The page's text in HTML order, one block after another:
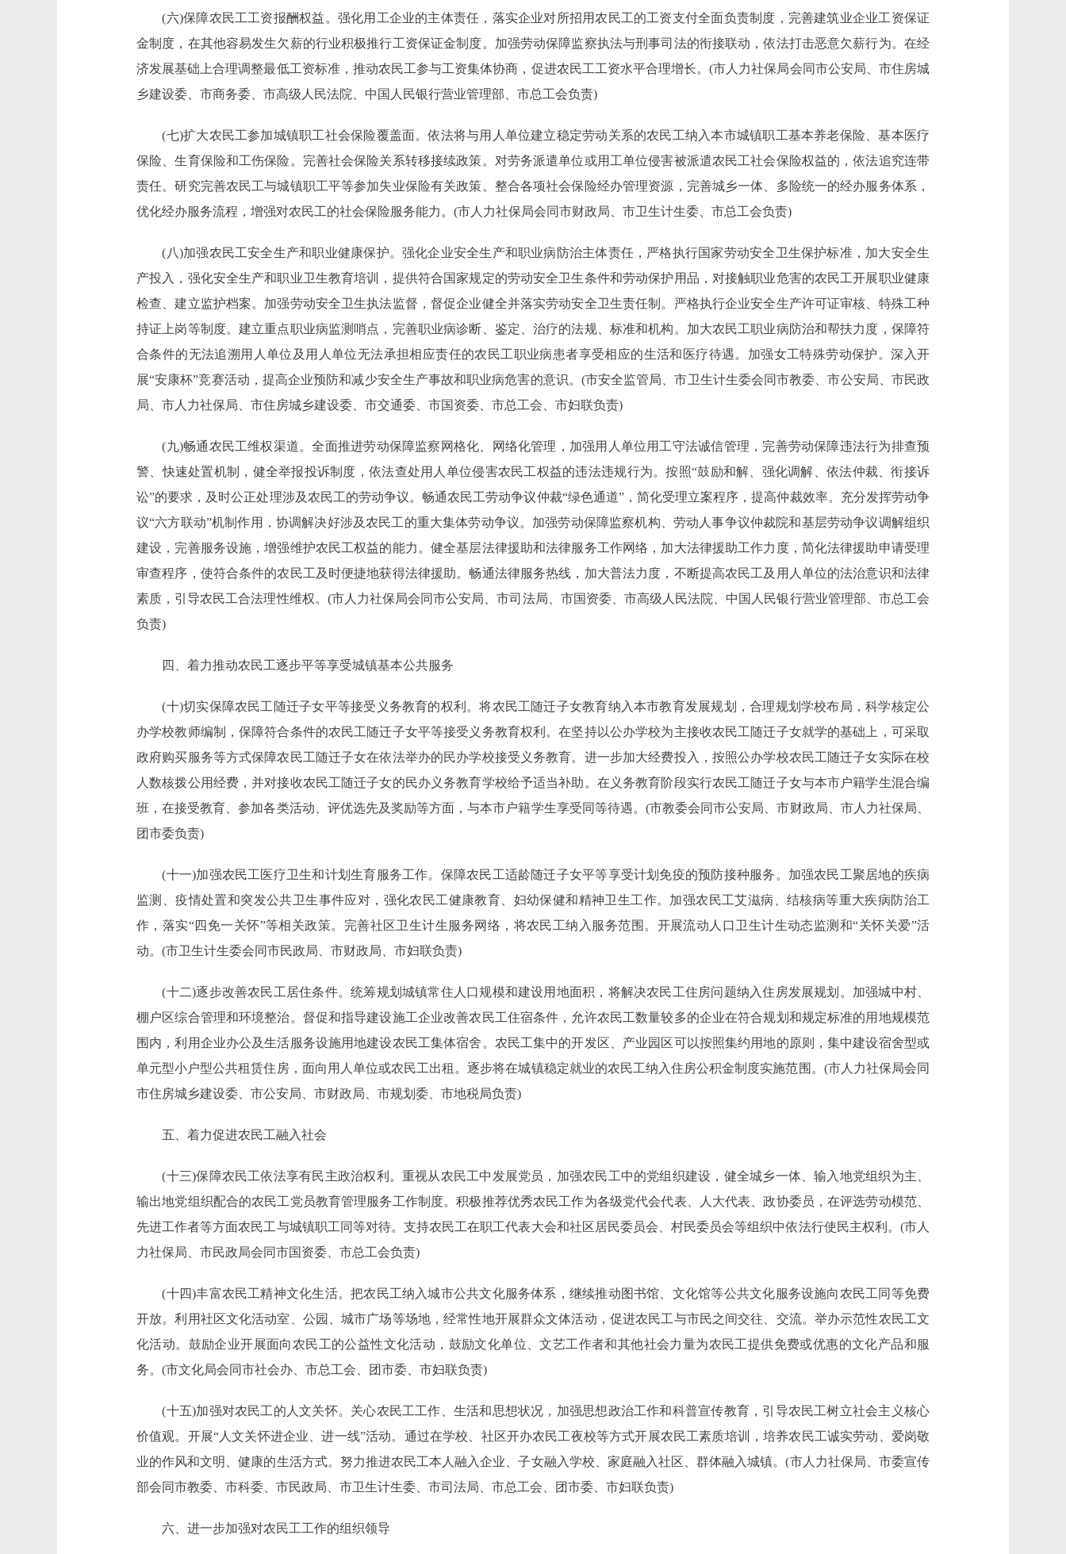
(六)保障农民工工资报酬权益。强化用工企业的主体责任，落实企业对所招用农民工的工资支付全面负责制度，完善建筑业企业工资保证
金制度，在其他容易发生欠薪的行业积极推行工资保证金制度。加强劳动保障监察执法与刑事司法的衔接联动，依法打击恶意欠薪行为。在经
济发展基础上合理调整最低工资标准，推动农民工参与工资集体协商，促进农民工工资水平合理增长。(市人力社保局会同市公安局、市住房城
乡建设委、市商务委、市高级人民法院、中国人民银行营业管理部、市总工会负责)
(七)扩大农民工参加城镇职工社会保险覆盖面。依法将与用人单位建立稳定劳动关系的农民工纳入本市城镇职工基本养老保险、基本医疗
保险、生育保险和工伤保险。完善社会保险关系转移接续政策。对劳务派遣单位或用工单位侵害被派遣农民工社会保险权益的，依法追究连带
责任。研究完善农民工与城镇职工平等参加失业保险有关政策。整合各项社会保险经办管理资源，完善城乡一体、多险统一的经办服务体系，
优化经办服务流程，增强对农民工的社会保险服务能力。(市人力社保局会同市财政局、市卫生计生委、市总工会负责)
(八)加强农民工安全生产和职业健康保护。强化企业安全生产和职业病防治主体责任，严格执行国家劳动安全卫生保护标准，加大安全生
产投入，强化安全生产和职业卫生教育培训，提供符合国家规定的劳动安全卫生条件和劳动保护用品，对接触职业危害的农民工开展职业健康
检查、建立监护档案。加强劳动安全卫生执法监督，督促企业健全并落实劳动安全卫生责任制。严格执行企业安全生产许可证审核、特殊工种
持证上岗等制度。建立重点职业病监测哨点，完善职业病诊断、鉴定、治疗的法规、标准和机构。加大农民工职业病防治和帮扶力度，保障符
合条件的无法追溯用人单位及用人单位无法承担相应责任的农民工职业病患者享受相应的生活和医疗待遇。加强女工特殊劳动保护。深入开
展“安康杯”竞赛活动，提高企业预防和减少安全生产事故和职业病危害的意识。(市安全监管局、市卫生计生委会同市教委、市公安局、市民政
局、市人力社保局、市住房城乡建设委、市交通委、市国资委、市总工会、市妇联负责)
(九)畅通农民工维权渠道。全面推进劳动保障监察网格化、网络化管理，加强用人单位用工守法诚信管理，完善劳动保障违法行为排查预
警、快速处置机制，健全举报投诉制度，依法查处用人单位侵害农民工权益的违法违规行为。按照“鼓励和解、强化调解、依法仲裁、衔接诉
讼”的要求，及时公正处理涉及农民工的劳动争议。畅通农民工劳动争议仲裁“绿色通道”，简化受理立案程序，提高仲裁效率。充分发挥劳动争
议“六方联动”机制作用，协调解决好涉及农民工的重大集体劳动争议。加强劳动保障监察机构、劳动人事争议仲裁院和基层劳动争议调解组织
建设，完善服务设施，增强维护农民工权益的能力。健全基层法律援助和法律服务工作网络，加大法律援助工作力度，简化法律援助申请受理
审查程序，使符合条件的农民工及时便捷地获得法律援助。畅通法律服务热线，加大普法力度，不断提高农民工及用人单位的法治意识和法律
素质，引导农民工合法理性维权。(市人力社保局会同市公安局、市司法局、市国资委、市高级人民法院、中国人民银行营业管理部、市总工会
负责)
四、着力推动农民工逐步平等享受城镇基本公共服务
(十)切实保障农民工随迁子女平等接受义务教育的权利。将农民工随迁子女教育纳入本市教育发展规划，合理规划学校布局，科学核定公
办学校教师编制，保障符合条件的农民工随迁子女平等接受义务教育权利。在坚持以公办学校为主接收农民工随迁子女就学的基础上，可采取
政府购买服务等方式保障农民工随迁子女在依法举办的民办学校接受义务教育。进一步加大经费投入，按照公办学校农民工随迁子女实际在校
人数核拨公用经费，并对接收农民工随迁子女的民办义务教育学校给予适当补助。在义务教育阶段实行农民工随迁子女与本市户籍学生混合编
班，在接受教育、参加各类活动、评优选先及奖励等方面，与本市户籍学生享受同等待遇。(市教委会同市公安局、市财政局、市人力社保局、
团市委负责)
(十一)加强农民工医疗卫生和计划生育服务工作。保障农民工适龄随迁子女平等享受计划免疫的预防接种服务。加强农民工聚居地的疾病
监测、疫情处置和突发公共卫生事件应对，强化农民工健康教育、妇幼保健和精神卫生工作。加强农民工艾滋病、结核病等重大疾病防治工
作，落实“四免一关怀”等相关政策。完善社区卫生计生服务网络，将农民工纳入服务范围。开展流动人口卫生计生动态监测和“关怀关爱”活
动。(市卫生计生委会同市民政局、市财政局、市妇联负责)
(十二)逐步改善农民工居住条件。统筹规划城镇常住人口规模和建设用地面积，将解决农民工住房问题纳入住房发展规划。加强城中村、
棚户区综合管理和环境整治。督促和指导建设施工企业改善农民工住宿条件，允许农民工数量较多的企业在符合规划和规定标准的用地规模范
围内，利用企业办公及生活服务设施用地建设农民工集体宿舍。农民工集中的开发区、产业园区可以按照集约用地的原则，集中建设宿舍型或
单元型小户型公共租赁住房，面向用人单位或农民工出租。逐步将在城镇稳定就业的农民工纳入住房公积金制度实施范围。(市人力社保局会同
市住房城乡建设委、市公安局、市财政局、市规划委、市地税局负责)
五、着力促进农民工融入社会
(十三)保障农民工依法享有民主政治权利。重视从农民工中发展党员，加强农民工中的党组织建设，健全城乡一体、输入地党组织为主、
输出地党组织配合的农民工党员教育管理服务工作制度。积极推荐优秀农民工作为各级党代会代表、人大代表、政协委员，在评选劳动模范、
先进工作者等方面农民工与城镇职工同等对待。支持农民工在职工代表大会和社区居民委员会、村民委员会等组织中依法行使民主权利。(市人
力社保局、市民政局会同市国资委、市总工会负责)
(十四)丰富农民工精神文化生活。把农民工纳入城市公共文化服务体系，继续推动图书馆、文化馆等公共文化服务设施向农民工同等免费
开放。利用社区文化活动室、公园、城市广场等场地，经常性地开展群众文体活动，促进农民工与市民之间交往、交流。举办示范性农民工文
化活动。鼓励企业开展面向农民工的公益性文化活动，鼓励文化单位、文艺工作者和其他社会力量为农民工提供免费或优惠的文化产品和服
务。(市文化局会同市社会办、市总工会、团市委、市妇联负责)
(十五)加强对农民工的人文关怀。关心农民工工作、生活和思想状况，加强思想政治工作和科普宣传教育，引导农民工树立社会主义核心
价值观。开展“人文关怀进企业、进一线”活动。通过在学校、社区开办农民工夜校等方式开展农民工素质培训，培养农民工诚实劳动、爱岗敬
业的作风和文明、健康的生活方式。努力推进农民工本人融入企业、子女融入学校、家庭融入社区、群体融入城镇。(市人力社保局、市委宣传
部会同市教委、市科委、市民政局、市卫生计生委、市司法局、市总工会、团市委、市妇联负责)
六、进一步加强对农民工工作的组织领导